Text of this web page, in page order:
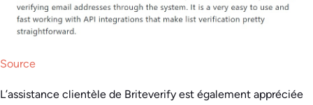
Source
L’assistance clientèle de Briteverify est également appréciée